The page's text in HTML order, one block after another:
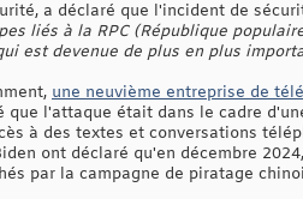
a déclaré que l'incident de
liés à la RPC (République
est devenue de plus en plus
une neuvième entreprise de
l'attaque était dans le cadre
à des textes et conversations
ont déclaré qu'en décembre
par la campagne de piratage